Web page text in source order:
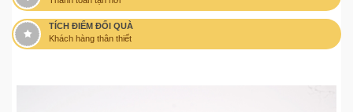
TÍCH ĐIỂM ĐỔI QUÀ
Khách hàng thân thiết